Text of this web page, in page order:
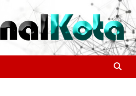
dan Internasional Terkini